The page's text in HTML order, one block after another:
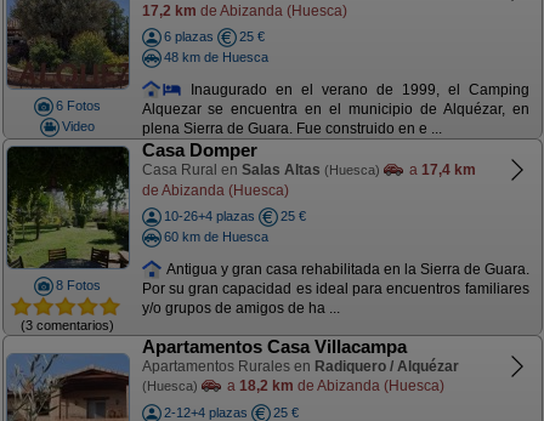
6 Fotos
Video
17,2 km de Abizanda (Huesca)
6 plazas
25 €
48 km de Huesca
Inaugurado en el verano de 1999, el Camping
Alquezar se encuentra en el municipio de Alquézar, en
plena Sierra de Guara. Fue construido en e ...
8 Fotos
(3 comentarios)
Casa Domper
Casa Rural en Salas Altas (Huesca) a 17,4 km
de Abizanda (Huesca)
10-26+4 plazas
25 €
60 km de Huesca
Antigua y gran casa rehabilitada en la Sierra de Guara.
Por su gran capacidad es ideal para encuentros familiares
y/o grupos de amigos de ha ...
Apartamentos Casa Villacampa
Apartamentos Rurales en Radiquero / Alquézar
(Huesca) a 18,2 km de Abizanda (Huesca)
2-12+4 plazas
25 €